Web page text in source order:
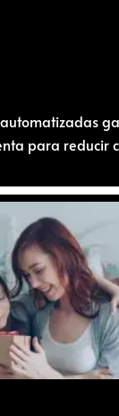
para reducir